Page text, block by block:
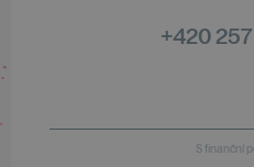
+420
S finanční